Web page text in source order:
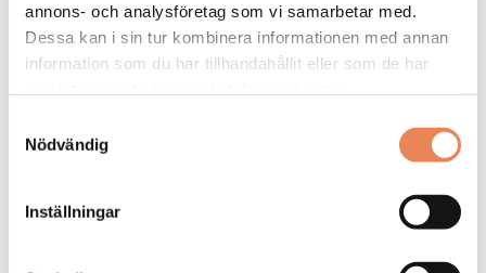
annons- och analysföretag som vi samarbetar med.
Dessa kan i sin tur kombinera informationen med annan
information som du har tillhandahållit eller som de har
Nödvändig
Inställningar
DAGAR KVAR:
22